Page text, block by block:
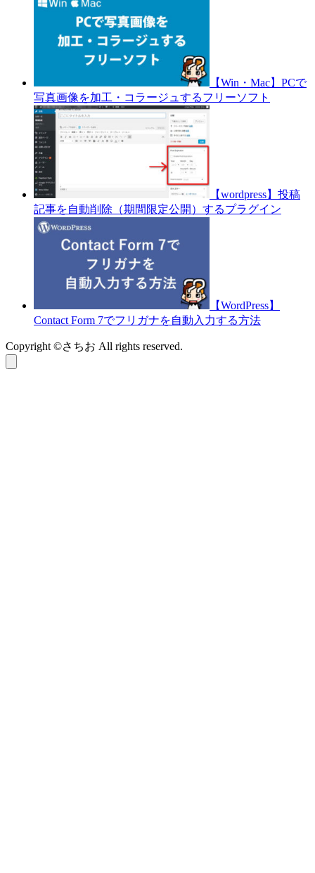
【Win・Mac】PCで
写真画像を加工・コラージュするフリーソフト
【wordpress】投稿
記事を自動削除（期間限定公開）するプラグイン
【WordPress】
Contact Form 7でフリガナを自動入力する方法
Copyright ©さちお All rights reserved.